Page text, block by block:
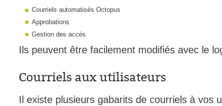
Courriels automatisés Octopus
Approbations
Gestion des accès
Ils peuvent être facilement modifiés avec le
Courriels aux utilisateurs
Il existe plusieurs gabarits de courriels à vos